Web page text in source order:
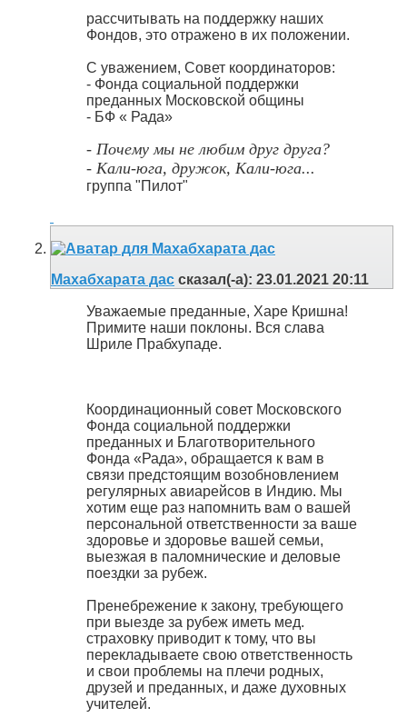
рассчитывать на поддержку наших
Фондов, это отражено в их положении.
С уважением, Совет координаторов:
- Фонда социальной поддержки
преданных Московской общины
- БФ « Рада»
- Почему мы не любим друг друга?
- Кали-юга, дружок, Кали-юга...
группа "Пилот"
Махабхарата дас сказал(-а): 23.01.2021 20:11
Уважаемые преданные, Харе Кришна!
Примите наши поклоны. Вся слава
Шриле Прабхупаде.
Координационный совет Московского
Фонда социальной поддержки
преданных и Благотворительного
Фонда «Рада», обращается к вам в
связи предстоящим возобновлением
регулярных авиарейсов в Индию. Мы
хотим еще раз напомнить вам о вашей
персональной ответственности за ваше
здоровье и здоровье вашей семьи,
выезжая в паломнические и деловые
поездки за рубеж.
Пренебрежение к закону, требующего
при выезде за рубеж иметь мед.
страховку приводит к тому, что вы
перекладываете свою ответственность
и свои проблемы на плечи родных,
друзей и преданных, и даже духовных
учителей.